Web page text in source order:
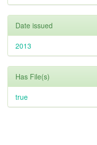
Date issued
2013
Has File(s)
true